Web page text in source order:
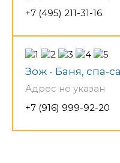
+7 (495) 211-31-16
Зож - Баня, спа-
Адрес не указан
+7 (916) 999-92-20